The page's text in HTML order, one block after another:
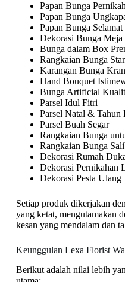
Papan Bunga
Papan Bunga
Papan Bunga
Dekorasi Bunga Meja
Bunga dalam Box
Rangkaian Bunga
Karangan Bunga
Hand Bouquet
Bunga Artificial
Parsel Idul Fitri
Parsel Natal & Tahun
Parsel Buah Segar
Rangkaian Bunga
Rangkaian Bunga
Dekorasi Rumah
Dekorasi Pernikahan
Dekorasi Pesta Ulang
Setiap produk dikerjakan
yang ketat, mengutamakan
kesan yang mendalam dan
Keunggulan Lexa Florist
Berikut adalah nilai lebih